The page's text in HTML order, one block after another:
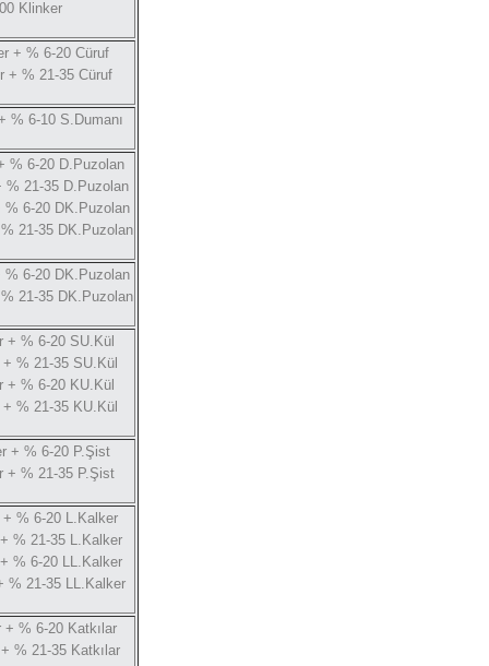
Klinker
+ % 6-20 Cüruf
+ % 21-35 Cüruf
% 6-10 S.Dumanı
% 6-20 D.Puzolan
% 21-35 D.Puzolan
6-20 DK.Puzolan
21-35 DK.Puzolan
6-20 DK.Puzolan
21-35 DK.Puzolan
+ % 6-20 SU.Kül
% 21-35 SU.Kül
+ % 6-20 KU.Kül
% 21-35 KU.Kül
+ % 6-20 P.Şist
+ % 21-35 P.Şist
% 6-20 L.Kalker
% 21-35 L.Kalker
% 6-20 LL.Kalker
% 21-35 LL.Kalker
% 6-20 Katkılar
% 21-35 Katkılar